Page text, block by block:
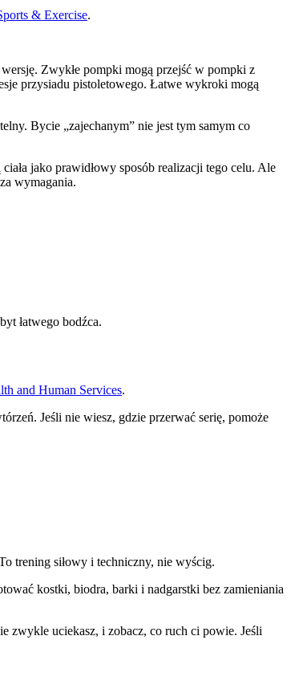
& Exercise.
Zwykłe pompki mogą przejść w pompki z
przysiadu pistoletowego. Łatwe wykroki mogą
Bycie „zajechanym” nie jest tym samym co
jako prawidłowy sposób realizacji tego celu. Ale
wymagania.
łatwego bodźca.
and Human Services.
Jeśli nie wiesz, gdzie przerwać serię, pomoże
trening siłowy i techniczny, nie wyścig.
kostki, biodra, barki i nadgarstki bez zamieniania
zwykle uciekasz, i zobacz, co ruch ci powie. Jeśli